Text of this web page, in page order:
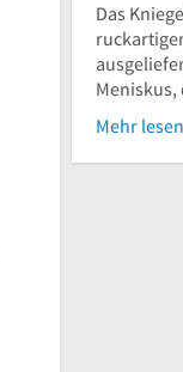
Das
Meniskus,
Mehr lesen